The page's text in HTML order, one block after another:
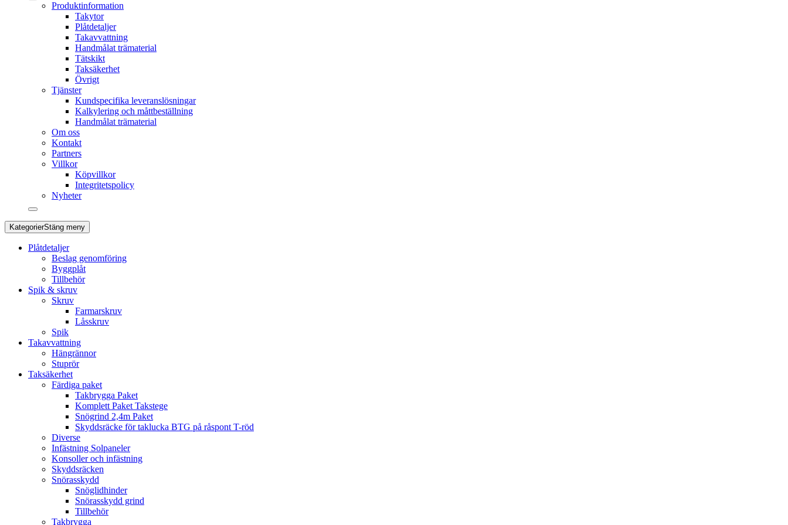
Produktinformation
Takytor
Plåtdetaljer
Takavvattning
Handmålat trämaterial
Tätskikt
Taksäkerhet
Övrigt
Tjänster
Kundspecifika leveranslösningar
Kalkylering och måttbeställning
Handmålat trämaterial
Om oss
Kontakt
Partners
Villkor
Köpvillkor
Integritetspolicy
Nyheter
KategorierStäng meny
Plåtdetaljer
Beslag genomföring
Byggplåt
Tillbehör
Spik & skruv
Skruv
Farmarskruv
Låsskruv
Spik
Takavvattning
Hängrännor
Stuprör
Taksäkerhet
Färdiga paket
Takbrygga Paket
Komplett Paket Takstege
Snögrind 2,4m Paket
Skyddsräcke för taklucka BTG på råspont T-röd
Diverse
Infästning Solpaneler
Konsoller och infästning
Skyddsräcken
Snörasskydd
Snöglidhinder
Snörasskydd grind
Tillbehör
Takbrygga